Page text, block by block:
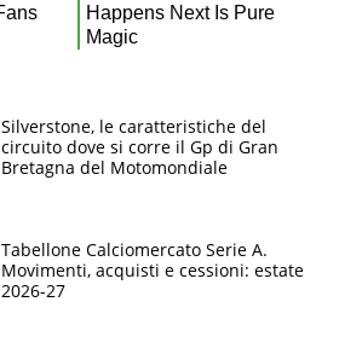
Silverstone, le caratteristiche del
circuito dove si corre il Gp di Gran
Bretagna del Motomondiale
Tabellone Calciomercato Serie A.
Movimenti, acquisti e cessioni: estate
2026-27